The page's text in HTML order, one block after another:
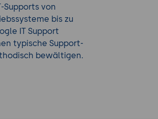
Supports von
bis zu
IT Support
typische Support-
bewältigen.